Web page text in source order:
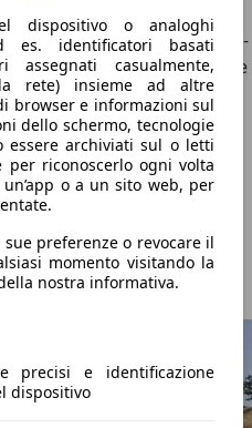
dispositivo o analoghi
es. identificatori basati
assegnati casualmente,
rete) insieme ad altre
browser e informazioni sul
dello schermo, tecnologie
essere archiviati sul o letti
per riconoscerlo ogni volta
o a un sito web, per
sue preferenze o revocare il
momento visitando la
nostra informativa.
precisi e identificazione
dispositivo
l’eccellente
4.0 V8 biturbo
la GTS, capace di 500 CV
, 0-
h di velocità massima. Se
il V8 raggiunge potenze
è la meno “potente” con ben
arriva a ben 782 CV e
da Hypercar: 0-100
di velocità massima. Le
batteria da 25,9 kWh,
i 93 km WLTP della 4 E-
E-Hybrid a passo lungo